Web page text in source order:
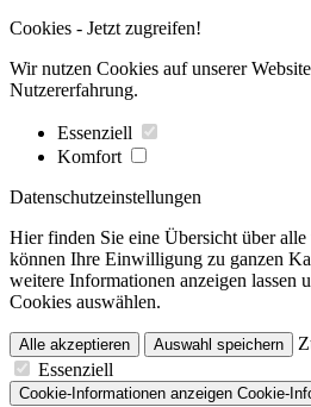
Cookies - Jetzt zugreifen!
Wir nutzen Cookies auf unserer
Nutzererfahrung.
Essenziell
Komfort
Datenschutzeinstellungen
Hier finden Sie eine Übersicht über
können Ihre Einwilligung zu ganzen
weitere Informationen anzeigen lassen
Cookies auswählen.
Alle akzeptieren Auswahl speichern
Essenziell
Cookie-Informationen anzeigen Cookie-